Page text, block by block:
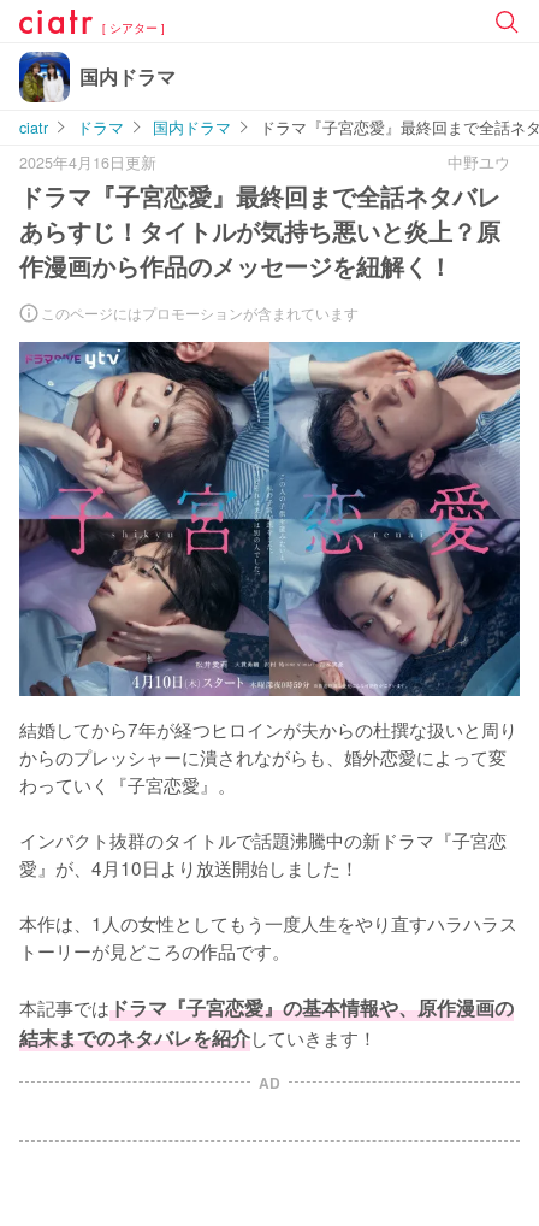
[ シアター ]
国内ドラマ
ciatr ドラマ 国内ドラマ
ドラマ『子宮恋愛』最終回まで全話ネ
2025年4月16日更新
中野ユウ
ドラマ『子宮恋愛』最終回まで全話ネタバレ
あらすじ！タイトルが気持ち悪いと炎上？原
作漫画から作品のメッセージを紐解く！
このページにはプロモーションが含まれています
結婚してから7年が経つヒロインが夫からの杜撰な扱いと周り
からのプレッシャーに潰されながらも、婚外恋愛によって変
わっていく『子宮恋愛』。
インパクト抜群のタイトルで話題沸騰中の新ドラマ『子宮恋
愛』が、4月10日より放送開始しました！
本作は、1人の女性としてもう一度人生をやり直すハラハラス
トーリーが見どころの作品です。
本記事ではドラマ『子宮恋愛』の基本情報や、原作漫画の
結末までのネタバレを紹介していきます！
AD